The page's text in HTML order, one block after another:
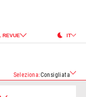
REVUE IT
Seleziona:Consigliata